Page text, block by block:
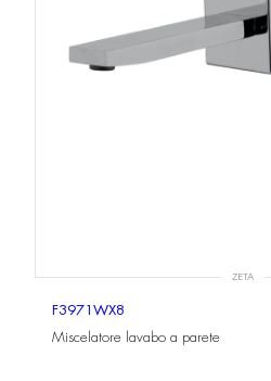
ZETA
F3971WX8
Miscelatore lavabo a parete